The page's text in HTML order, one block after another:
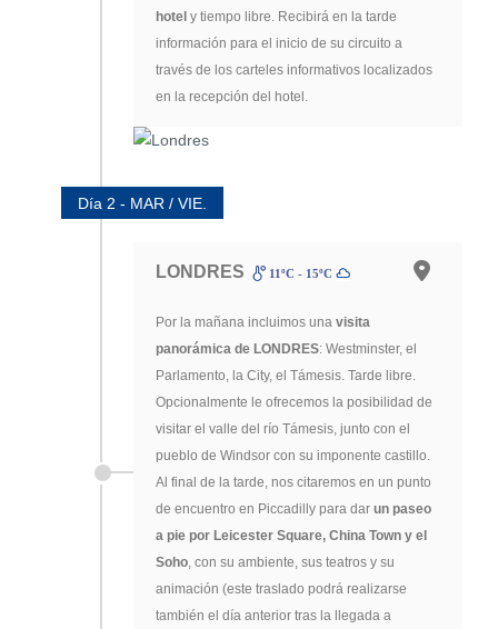
hotel y tiempo libre. Recibirá en la tarde
información para el inicio de su circuito a
través de los carteles informativos localizados
en la recepción del hotel.
Día 2 - MAR / VIE.
LONDRES 11ºC - 15ºC
Por la mañana incluimos una visita
panorámica de LONDRES: Westminster, el
Parlamento, la City, el Támesis. Tarde libre.
Opcionalmente le ofrecemos la posibilidad de
visitar el valle del río Támesis, junto con el
pueblo de Windsor con su imponente castillo.
Al final de la tarde, nos citaremos en un punto
de encuentro en Piccadilly para dar un paseo
a pie por Leicester Square, China Town y el
Soho, con su ambiente, sus teatros y su
animación (este traslado podrá realizarse
también el día anterior tras la llegada a